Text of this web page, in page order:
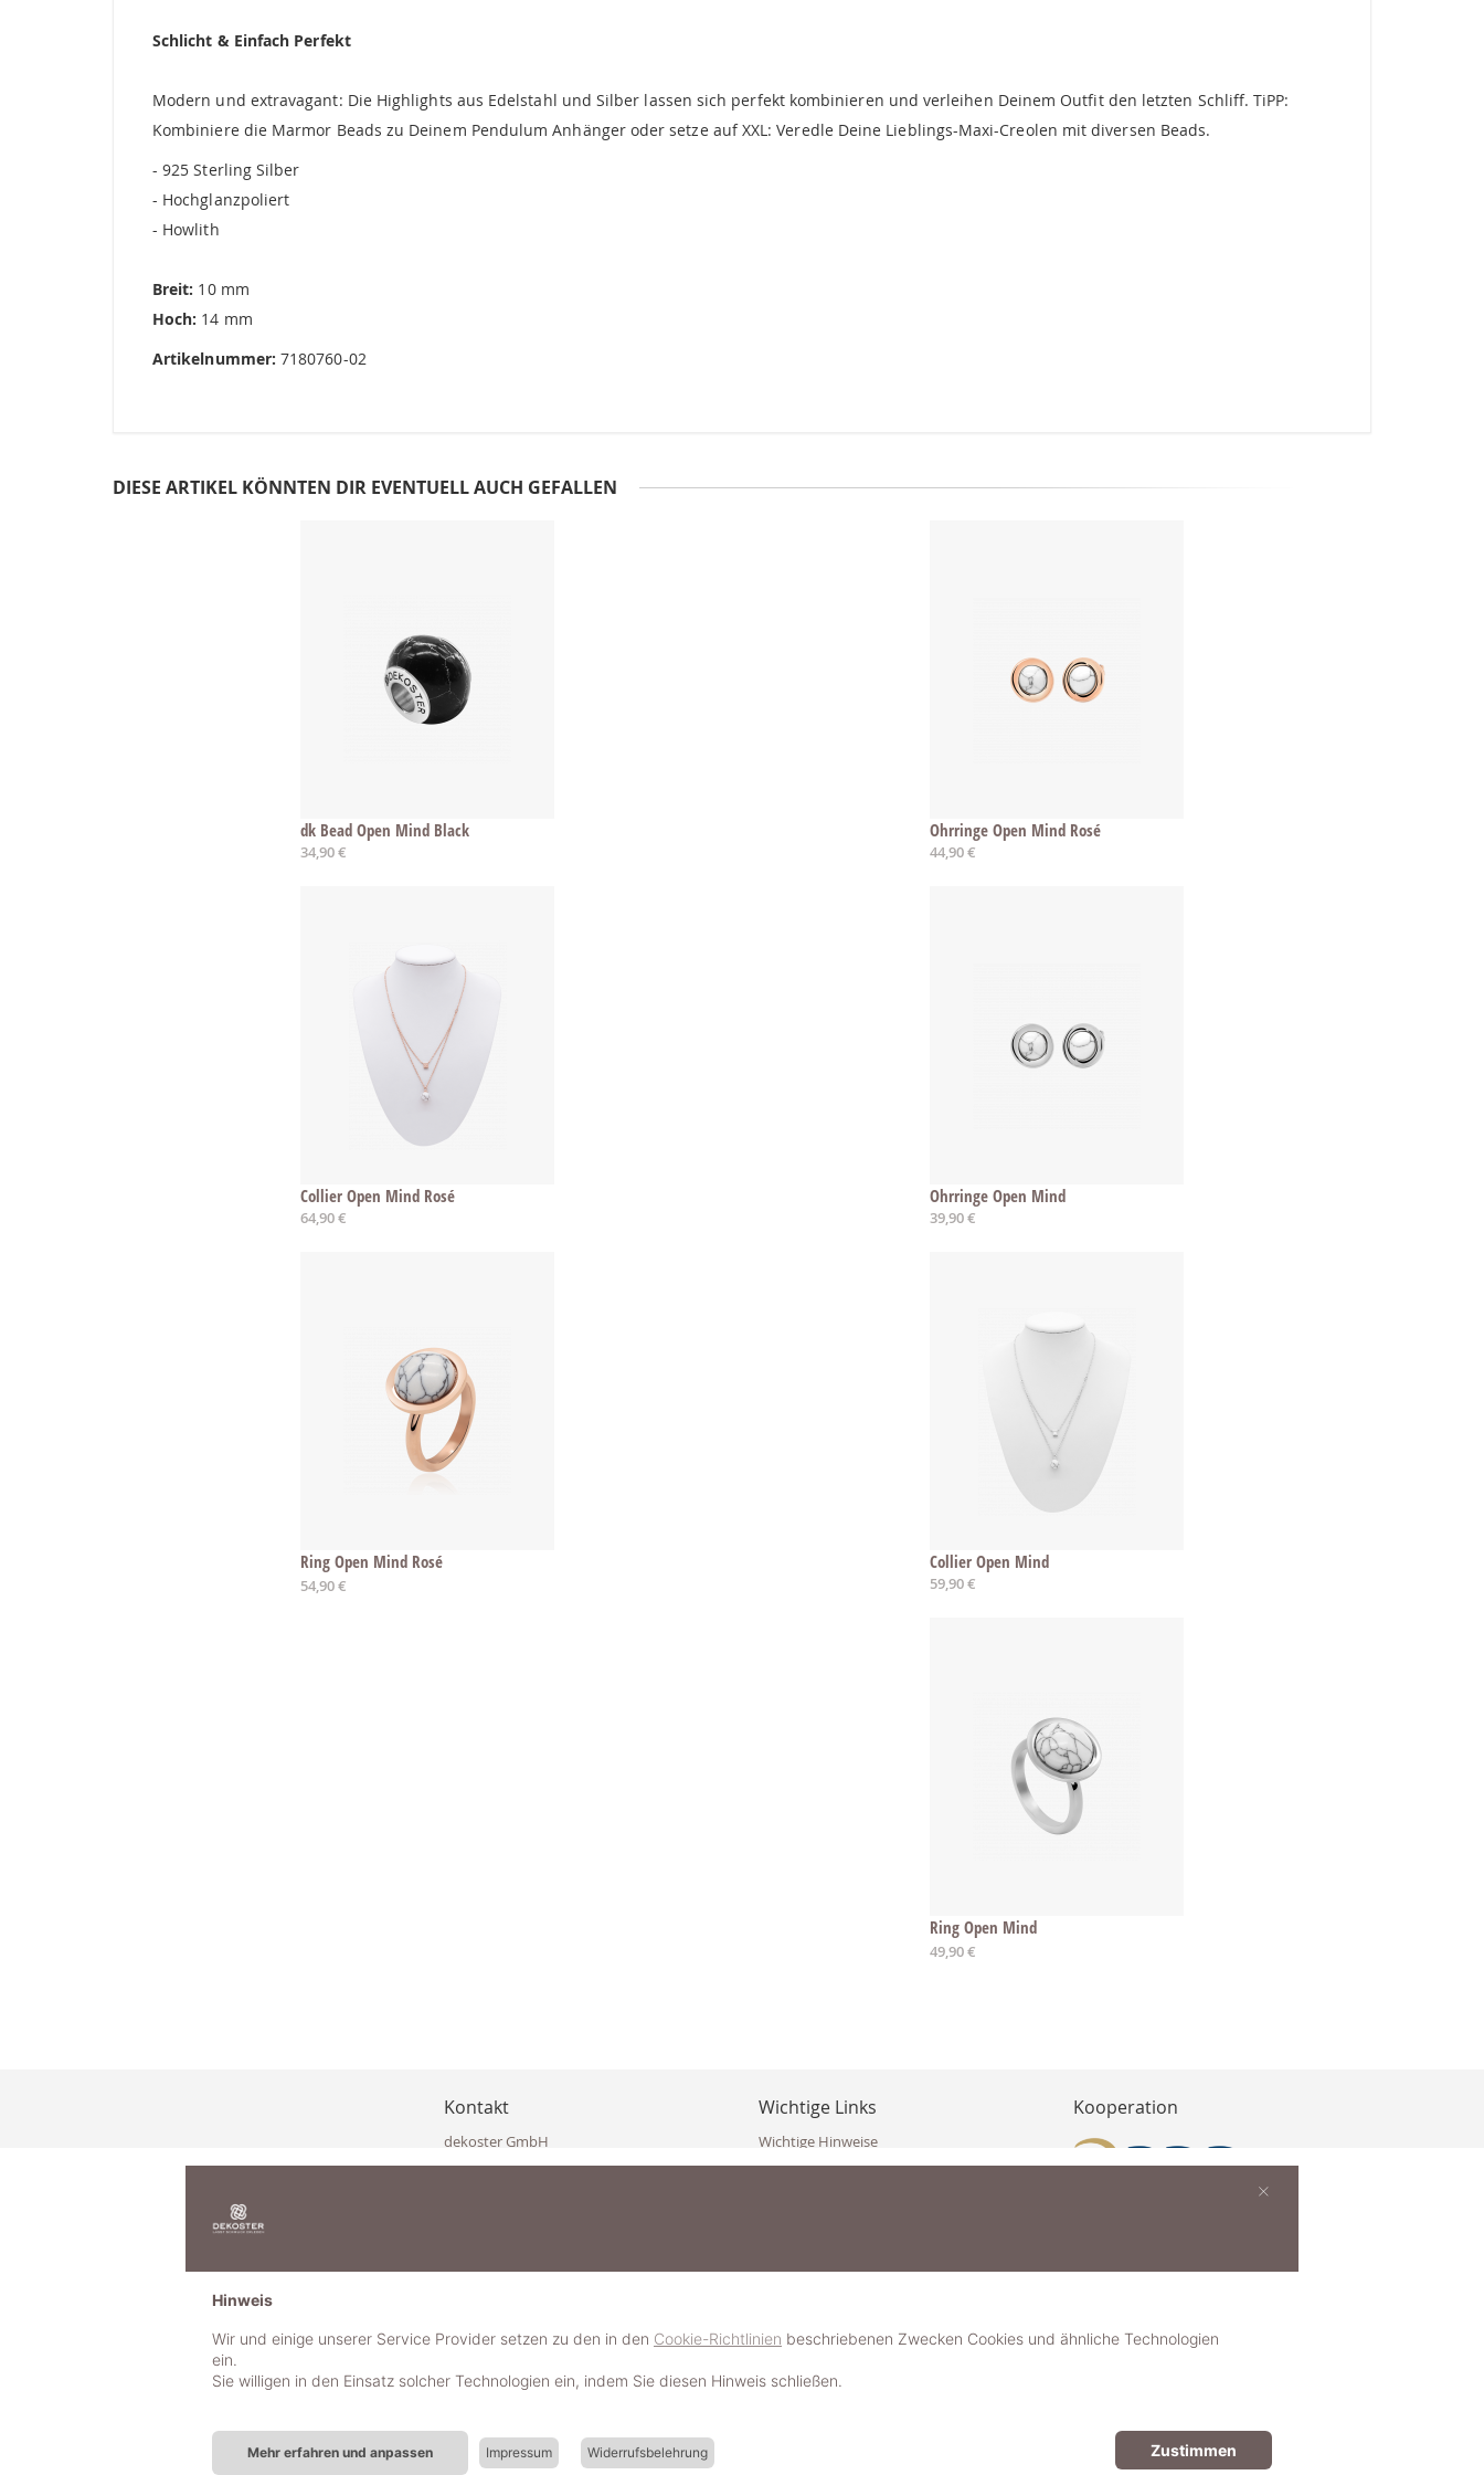
Schlicht & Einfach Perfekt
Modern und extravagant: Die Highlights aus Edelstahl und Silber lassen sich perfekt kombinieren und verleihen Deinem Outfit den letzten Schliff. TiPP:
Kombiniere die Marmor Beads zu Deinem Pendulum Anhänger oder setze auf XXL: Veredle Deine Lieblings-Maxi-Creolen mit diversen Beads.
- 925 Sterling Silber
- Hochglanzpoliert
- Howlith
Breit: 10 mm
Hoch: 14 mm
Artikelnummer: 7180760-02
DIESE ARTIKEL KÖNNTEN DIR EVENTUELL AUCH GEFALLEN
dk Bead Open Mind Black
34,90 €
Ohrringe Open Mind Rosé
44,90 €
Collier Open Mind Rosé
64,90 €
Ohrringe Open Mind
39,90 €
Ring Open Mind Rosé
Ab
54,90 €
Collier Open Mind
59,90 €
Ring Open Mind
Ab
49,90 €
Kontakt
dekoster GmbH
Eisenkappler Str. 10
+43 677 623 47 410 (WhatsApp)
Wichtige Links
Wichtige Hinweise
Häufig gestellte Fragen (FAQ)
Schmuckerlebnis / Schmuckparty buchen
Schmuck- & Styleguide werden
Kooperation
© 2018-2025 dekoster GmbH
Hinweis
Wir und einige unserer Service Provider setzen zu den in den Cookie-Richtlinien beschriebenen Zwecken Cookies und ähnliche Technologien
ein.
Sie willigen in den Einsatz solcher Technologien ein, indem Sie diesen Hinweis schließen.
Mehr erfahren und anpassen Impressum Widerrufsbelehrung Zustimmen
×